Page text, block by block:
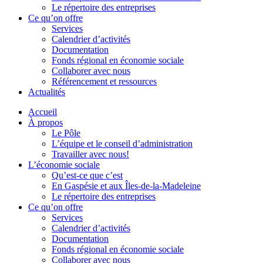
Le répertoire des entreprises
Ce qu’on offre
Services
Calendrier d’activités
Documentation
Fonds régional en économie sociale
Collaborer avec nous
Référencement et ressources
Actualités
Accueil
À propos
Le Pôle
L’équipe et le conseil d’administration
Travailler avec nous!
L’économie sociale
Qu’est-ce que c’est
En Gaspésie et aux Îles-de-la-Madeleine
Le répertoire des entreprises
Ce qu’on offre
Services
Calendrier d’activités
Documentation
Fonds régional en économie sociale
Collaborer avec nous